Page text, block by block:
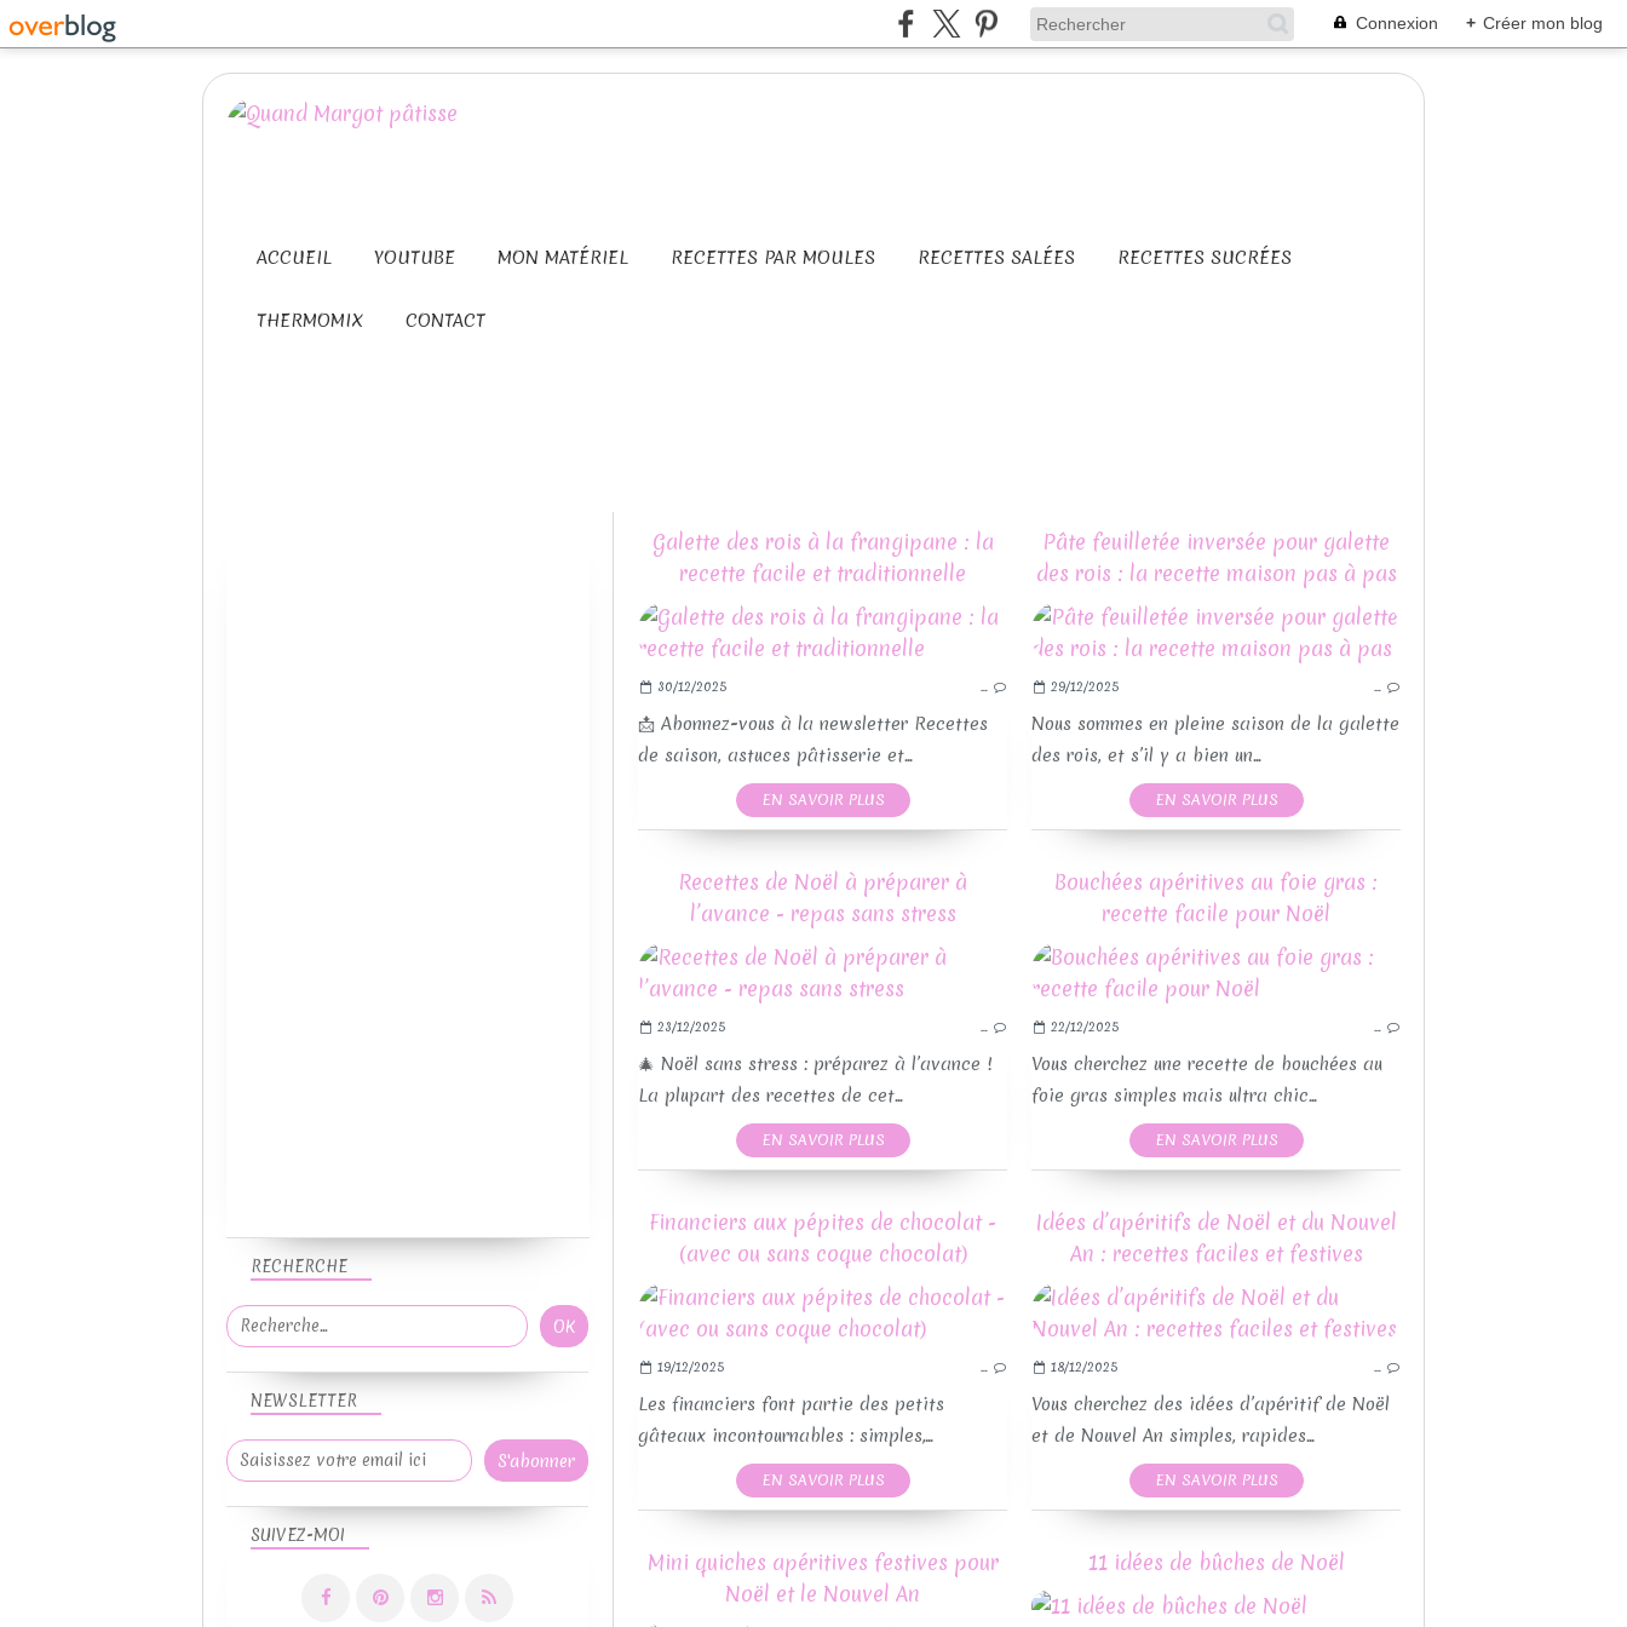
Connexion + Créer mon blog
ACCUEIL YOUTUBE MON MATÉRIEL RECETTES PAR MOULES RECETTES SALÉES RECETTES SUCRÉES
THERMOMIX CONTACT
Galette des rois à la frangipane : la
recette facile et traditionnelle
EPIPHANIE
GOÛTERS
RECETTES SUCRÉES
GALETTES DES ROIS
THERMOMIX
30/12/2025 …
📩 Abonnez-vous à la newsletter Recettes
de saison, astuces pâtisserie et...
EN SAVOIR PLUS
Pâte feuilletée inversée pour galette
des rois : la recette maison pas à pas
29/12/2025 …
Nous sommes en pleine saison de la galette
des rois, et s’il y a bien un...
EN SAVOIR PLUS
Recettes de Noël à préparer à
l’avance - repas sans stress
GUY DEMARLE
POUR L'APÉRITIF
QUICHES ET TARTES SALÉES
RECETTE FIN D'ANNÉE
RECETTE FÊTES DE FIN D'ANNÉE
RECETTES MOULES GUY DEMARLE
23/12/2025 …
🎄 Noël sans stress : préparez à l’avance !
La plupart des recettes de cet...
EN SAVOIR PLUS
Bouchées apéritives au foie gras :
recette facile pour Noël
22/12/2025 …
Vous cherchez une recette de bouchées au
foie gras simples mais ultra chic...
EN SAVOIR PLUS
Financiers aux pépites de chocolat -
(avec ou sans coque chocolat)
GUY DEMARLE
GÂTEAU
RECETTES MOULES GUY DEMARLE
RECETTES PAR MOULES
RECETTES SANS GLUTEN
RECETTES SUCRÉES
19/12/2025 …
Les financiers font partie des petits
gâteaux incontournables : simples,...
EN SAVOIR PLUS
Idées d’apéritifs de Noël et du Nouvel
An : recettes faciles et festives
18/12/2025 …
Vous cherchez des idées d’apéritif de Noël
et de Nouvel An simples, rapides...
EN SAVOIR PLUS
Mini quiches apéritives festives pour
Noël et le Nouvel An
11 idées de bûches de Noël
NEWSLETTER
SUIVEZ-MOI
RECHERCHE